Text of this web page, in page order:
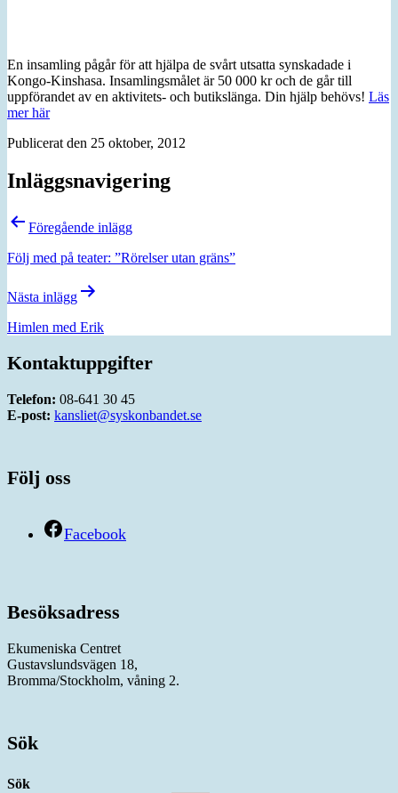
En insamling pågår för att hjälpa de svårt utsatta synskadade i
Kongo-Kinshasa. Insamlingsmålet är 50 000 kr och de går till
uppförandet av en aktivitets- och butikslänga. Din hjälp behövs! Läs
mer här
Publicerat den 25 oktober, 2012
Inläggsnavigering
Föregående inlägg
Följ med på teater: ”Rörelser utan gräns”
Nästa inlägg
Himlen med Erik
Kontaktuppgifter
Telefon: 08-641 30 45
E-post: kansliet@syskonbandet.se
Följ oss
Facebook
Besöksadress
Ekumeniska Centret
Gustavslundsvägen 18,
Bromma/Stockholm, våning 2.
Sök
Sök